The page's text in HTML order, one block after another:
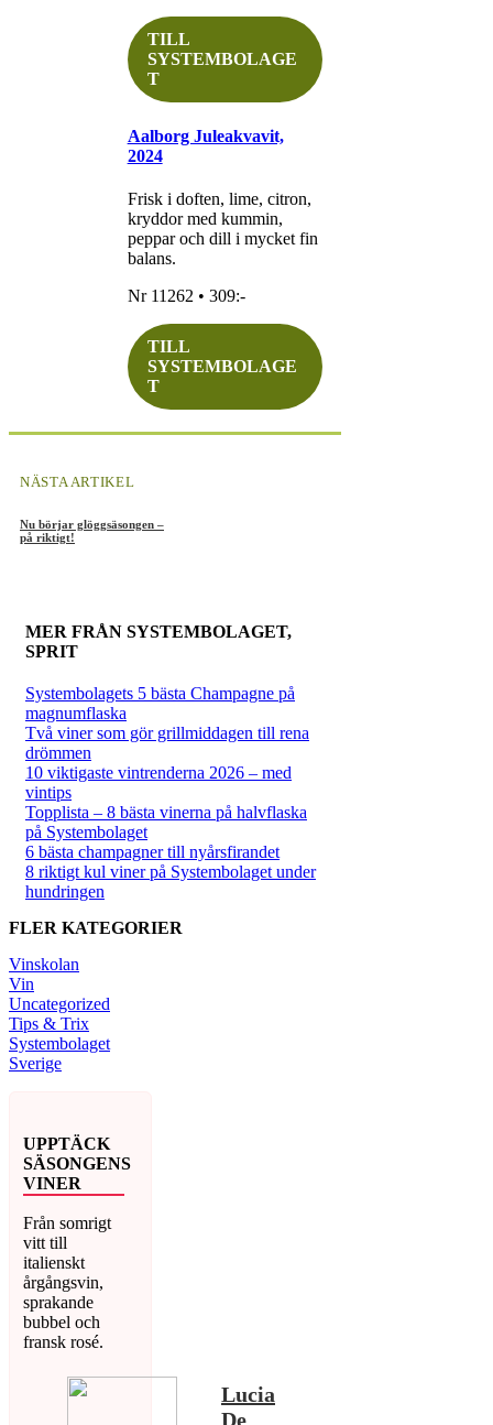
TILL
SYSTEMBOLAGE
T
Aalborg Juleakvavit,
2024
Frisk i doften, lime, citron,
kryddor med kummin,
peppar och dill i mycket fin
balans.
Nr 11262 • 309:-
TILL
SYSTEMBOLAGE
T
NÄSTA ARTIKEL
Nu börjar glöggsäsongen –
på riktigt!
MER FRÅN SYSTEMBOLAGET,
SPRIT
Systembolagets 5 bästa Champagne på
magnumflaska
Två viner som gör grillmiddagen till rena
drömmen
10 viktigaste vintrenderna 2026 – med
vintips
Topplista – 8 bästa vinerna på halvflaska
på Systembolaget
6 bästa champagner till nyårsfirandet
8 riktigt kul viner på Systembolaget under
hundringen
FLER KATEGORIER
Vinskolan
Vin
Uncategorized
Tips & Trix
Systembolaget
Sverige
UPPTÄCK
SÄSONGENS
VINER
Från somrigt
vitt till
italienskt
årgångsvin,
sprakande
bubbel och
fransk rosé.
Lucia
De